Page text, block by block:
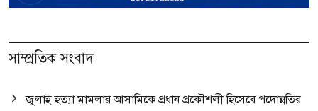
সাম্প্রতিক সংবাদ
জুলাই হত্যা মামলার আসামিকে প্রধান প্রকৌশলী হিসেবে পদোন্নতির